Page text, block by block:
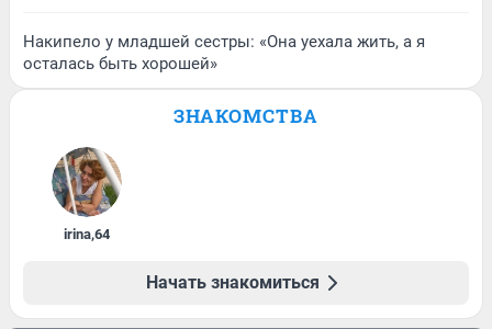
Накипело у младшей сестры: «Она уехала жить, а я
осталась быть хорошей»
ЗНАКОМСТВА
irina,64
Начать знакомиться